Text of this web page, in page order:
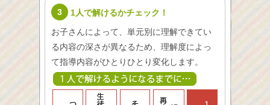
3
1人で解けるかチェック！
お子さんによって、単元別に理解できてい
る内容の深さが異なるため、理解度によっ
て指導内容がひとりひとり変化します。